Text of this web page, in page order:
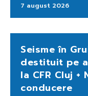
7 august 2026
Seisme în
destituit pe
la CFR Cluj +
conducere